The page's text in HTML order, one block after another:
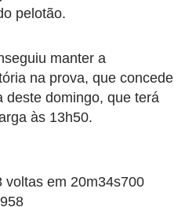
pelotão.
manter a
na prova, que concede
deste domingo, que terá
às 13h50.
voltas em 20m34s700